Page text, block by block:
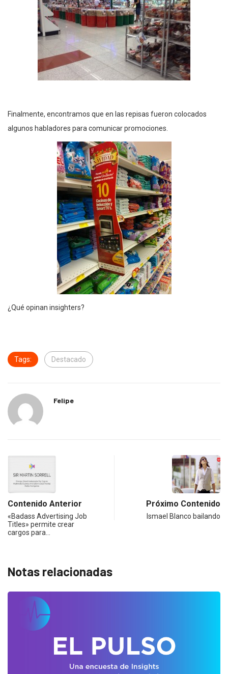
Finalmente, encontramos que en las repisas fueron colocados
algunos habladores para comunicar promociones.
¿Qué opinan insighters?
Tags: Destacado
Felipe
Contenido Anterior
«Badass Advertising Job
Titles» permite crear
cargos para…
Próximo Contenido
Ismael Blanco bailando
Notas relacionadas